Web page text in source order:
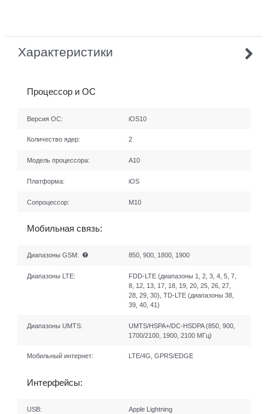
Характеристики
Процессор и ОС
Версия ОС: iOS10
Количество ядер: 2
Модель процессора: A10
Платформа: iOS
Сопроцессор: M10
Мобильная связь:
Диапазоны GSM: 850, 900, 1800, 1900
Диапазоны LTE:
FDD-LTE (диапазоны 1, 2, 3, 4, 5, 7,
8, 12, 13, 17, 18, 19, 20, 25, 26, 27,
28, 29, 30), TD-LTE (диапазоны 38,
39, 40, 41)
Диапазоны UMTS:
UMTS/HSPA+/DC-HSDPA (850, 900,
1700/2100, 1900, 2100 МГц)
Мобильный интернет: LTE/4G, GPRS/EDGE
Интерфейсы:
USB: Apple Lightning